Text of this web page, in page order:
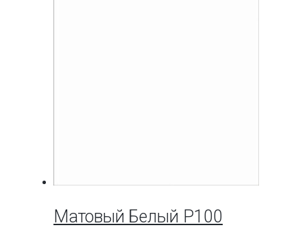
Матовый Белый P100